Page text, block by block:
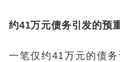
约41万元债务引发的预
一笔仅约41万元的债